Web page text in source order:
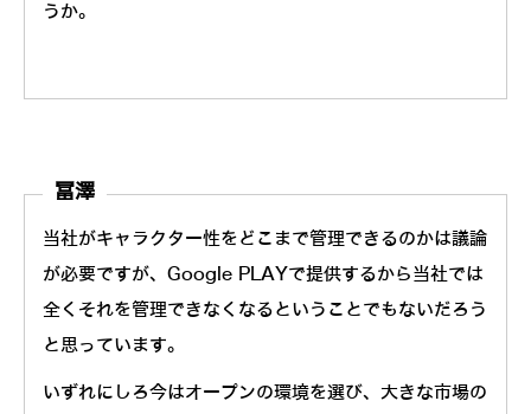
うか。
冨澤
当社がキャラクター性をどこまで管理できるのかは議論
が必要ですが、Google PLAYで提供するから当社では
全くそれを管理できなくなるということでもないだろう
と思っています。
いずれにしろ今はオープンの環境を選び、大きな市場の